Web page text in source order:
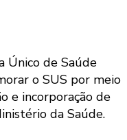
Único de Saúde
o SUS por meio
e incorporação de
da Saúde.